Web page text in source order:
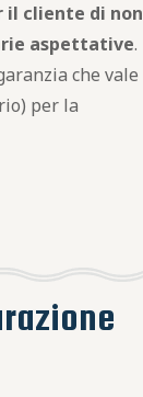
il cliente di non
aspettative.
che vale
per la